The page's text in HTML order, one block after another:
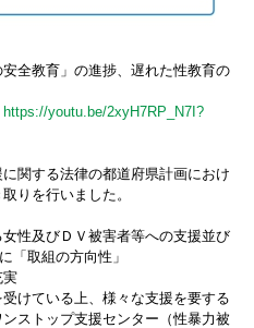
全教育」の進捗、遅れた性教育の
https://youtu.be/2xyH7RP_N7I?
関する法律の都道府県計画におけ
りを行いました。
性及びＤＶ被害者等への支援並び
「取組の方向性」
実
けている上、様々な支援を要する
ストップ支援センター（性暴力被